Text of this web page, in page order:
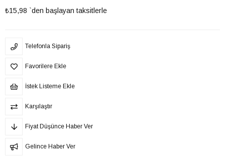
₺15,98 `den başlayan taksitlerle
Telefonla Sipariş
Favorilere Ekle
İstek Listeme Ekle
Karşılaştır
Fiyat Düşünce Haber Ver
Gelince Haber Ver